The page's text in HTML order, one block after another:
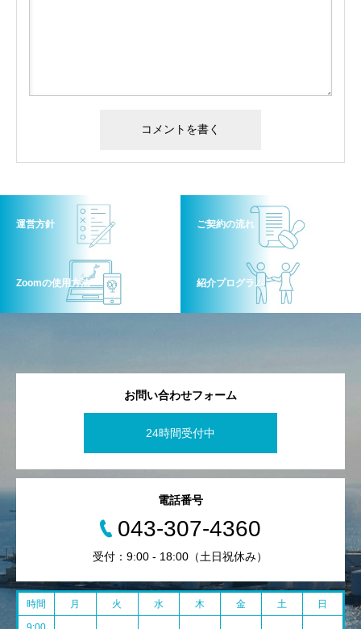
運営方針 ご契約の流れ
Zoomの使用方法 紹介プログラム
お問い合わせフォーム
24時間受付中
電話番号
043-307-4360
受付：9:00 - 18:00（土日祝休み）
時間 月 火 水 木 金 土 日